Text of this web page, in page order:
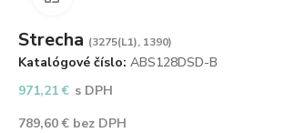
Strecha (3275(L1), 1390)
Katalógové číslo: ABS128DSD-B
971,21€ s DPH
789,60€ bez DPH